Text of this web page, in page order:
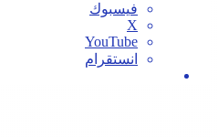
فيسبوك
‫X
‫YouTube
انستقرام